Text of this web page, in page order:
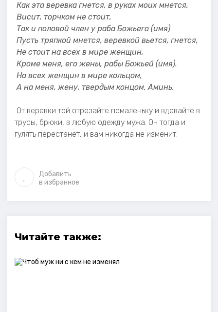
Как эта веревка гнется, в руках моих мнется,
Висит, торчком не стоит,
Так и половой член у раба Божьего (имя)
Пусть тряпкой мнется, веревкой вьется, гнется,
Не стоит на всех в мире женщин,
Кроме меня, его жены, рабы Божьей (имя).
На всех женщин в мире кольцом,
А на меня, жену, твердым концом. Аминь.
От веревки той отрезайте помаленьку и вдевайте в
трусы, брюки, в любую одежду мужа. Он тогда и
гулять перестанет, и вам никогда не изменит.
Добавить
в избранное
Читайте также: